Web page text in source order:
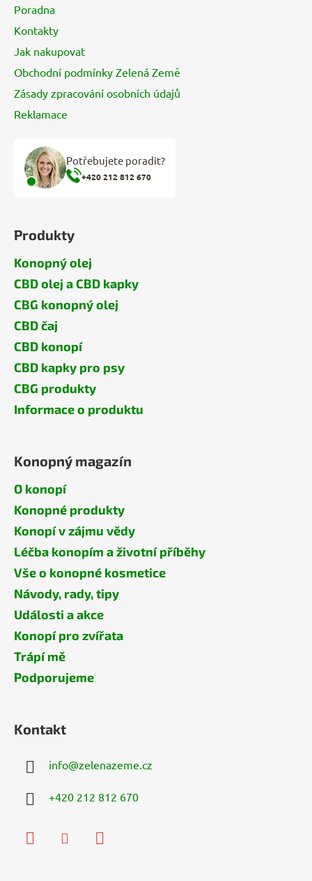
Poradna
Kontakty
Jak nakupovat
Obchodní podmínky Zelená Země
Zásady zpracování osobních údajů
Reklamace
Potřebujete poradit?
+420 212 812 670
Produkty
Konopný olej
CBD olej a CBD kapky
CBG konopný olej
CBD čaj
CBD konopí
CBD kapky pro psy
CBG produkty
Informace o produktu
Konopný magazín
O konopí
Konopné produkty
Konopí v zájmu vědy
Léčba konopím a životní příběhy
Vše o konopné kosmetice
Návody, rady, tipy
Události a akce
Konopí pro zvířata
Trápí mě
Podporujeme
Kontakt
info@zelenazeme.cz
+420 212 812 670